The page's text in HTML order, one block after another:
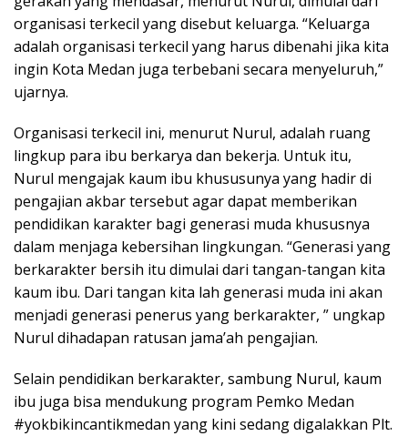
organisasi terkecil yang disebut keluarga. “Keluarga
adalah organisasi terkecil yang harus dibenahi jika kita
ingin Kota Medan juga terbebani secara menyeluruh,”
ujarnya.
Organisasi terkecil ini, menurut Nurul, adalah ruang
lingkup para ibu berkarya dan bekerja. Untuk itu,
Nurul mengajak kaum ibu khususunya yang hadir di
pengajian akbar tersebut agar dapat memberikan
pendidikan karakter bagi generasi muda khususnya
dalam menjaga kebersihan lingkungan. “Generasi yang
berkarakter bersih itu dimulai dari tangan-tangan kita
kaum ibu. Dari tangan kita lah generasi muda ini akan
menjadi generasi penerus yang berkarakter, ” ungkap
Nurul dihadapan ratusan jama’ah pengajian.
Selain pendidikan berkarakter, sambung Nurul, kaum
ibu juga bisa mendukung program Pemko Medan
#yokbikincantikmedan yang kini sedang digalakkan Plt.